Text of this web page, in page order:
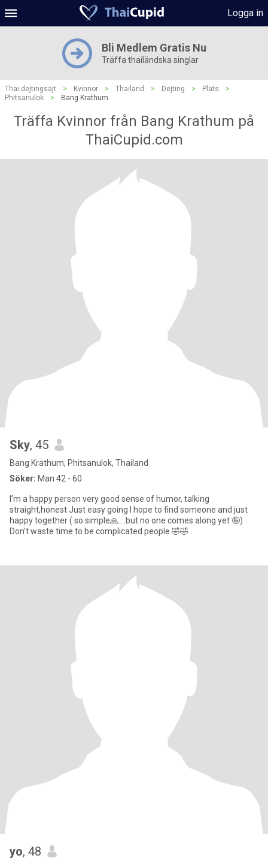
Logga in
Bli Medlem Gratis Nu
Träffa thailändska singlar
Thai dejtingsajt > Kvinnor > Thailand > Dejting > Plats
>
Phitsanulok
> Bang Krathum
Träffa Kvinnor från Bang Krathum på
ThaiCupid.com
Sky, 45
Bang Krathum, Phitsanulok, Thailand
Söker: Man 42 - 60
I’m a happy person very good sense of humor, talking
straight,honest Just easy going I hope to find someone and just
happy together ( so simple🙏….but no one comes along yet 🤪)
Don’t waste time to be complicated people 🤣🤣
yo, 48